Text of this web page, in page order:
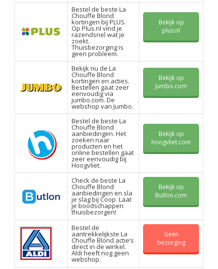
Bestel de beste La
Chouffe Blond
kortingen bij PLUS.
Op Plus.nl vind je
razendsnel wat je
zoekt.
Thuisbezorging is
geen probleem.
Bekijk op
plus.nl
Bekijk nu de La
Chouffe Blond
kortingen en acties.
Bestellen gaat zeer
eenvoudig via
jumbo.com. De
webshop van Jumbo.
Bekijk op
Jumbo.com
Bestel de beste La
Chouffe Blond
aanbiedingen. Het
zoeken naar
producten en het
online bestellen gaat
zeer eenvoudig bij
Hoogvliet.
Bekijk op
hoogvliet.com
Check de beste La
Chouffe Blond
aanbiedingen en sla
je slag bij Coop. Laat
je boodschappen
thuisbezorgen!
Bekijk op
Butlon.com
Bestel de
aantrekkelijkste La
Chouffe Blond actie’s
direct in de winkel.
Aldi heeft nog geen
webshop.
Geen
bezorging